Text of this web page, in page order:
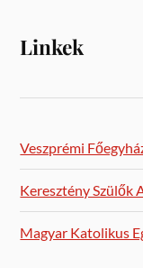
Linkek
Veszprémi
Keresztény Szülők
Magyar Katolikus